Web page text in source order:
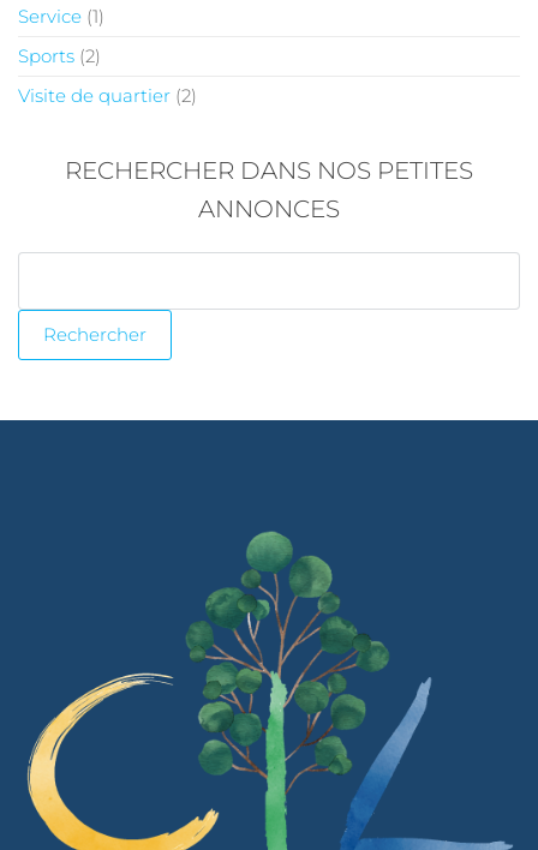
Service (1)
Sports (2)
Visite de quartier (2)
RECHERCHER DANS NOS PETITES
ANNONCES